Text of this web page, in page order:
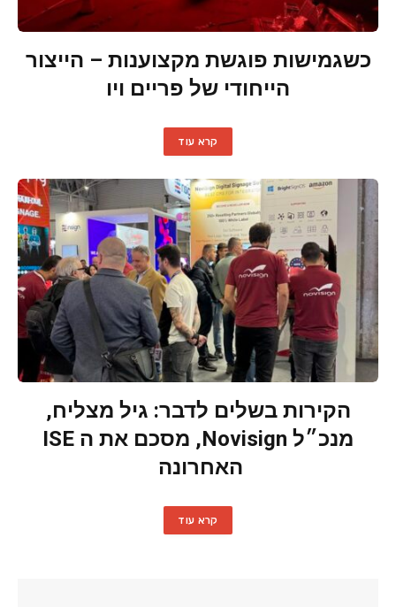
כשגמישות פוגשת מקצוענות – הייצור
הייחודי של פריים ויו
קרא עוד
הקירות בשלים לדבר: גיל מצליח,
מנכ״ל Novisign, מסכם את ה ISE
האחרונה
קרא עוד